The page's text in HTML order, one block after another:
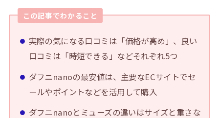
この記事でわかること
実際の気になる口コミは「価格が高め」、良い
口コミは「時短できる」などそれぞれ5つ
ダフニnanoの最安値は、主要なECサイトでセ
ールやポイントなどを活用して購入
ダフニnanoとミューズの違いはサイズと重さな